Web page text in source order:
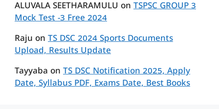
ALUVALA SEETHARAMULU on TSPSC GROUP 3
Mock Test -3 Free 2024
Raju on TS DSC 2024 Sports Documents
Upload, Results Update
Tayyaba on TS DSC Notification 2025, Apply
Date, Syllabus PDF, Exams Date, Best Books